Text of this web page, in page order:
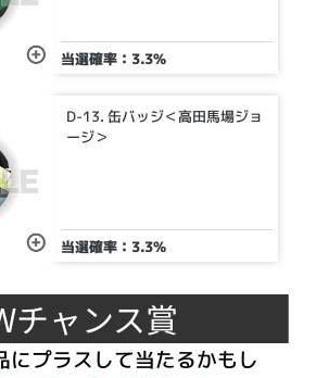
当選確率：3.3%
当選確率：3.3%
D-13. 缶バッジ＜高田馬場ジョ
ージ＞
チャンス賞
にプラスして当たるかもし